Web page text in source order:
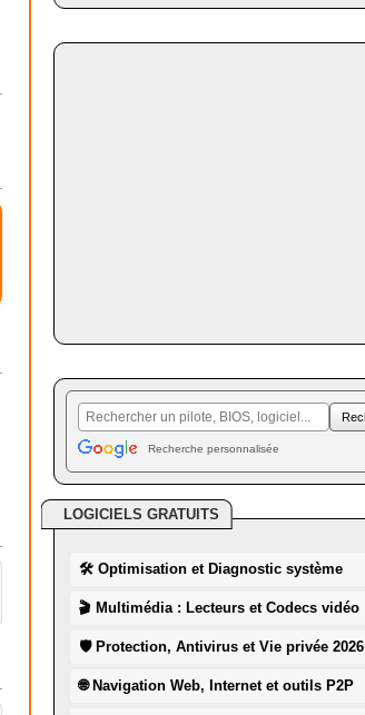
Recherche personnalisée
LOGICIELS GRATUITS
🛠 Optimisation et Diagnostic système
🎬 Multimédia : Lecteurs et Codecs vidéo
🛡 Protection, Antivirus et Vie privée 2026
🌐 Navigation Web, Internet et outils P2P